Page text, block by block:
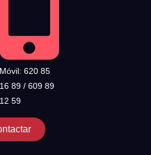
Móvil: 620 85
16 89 / 609 89
12 59